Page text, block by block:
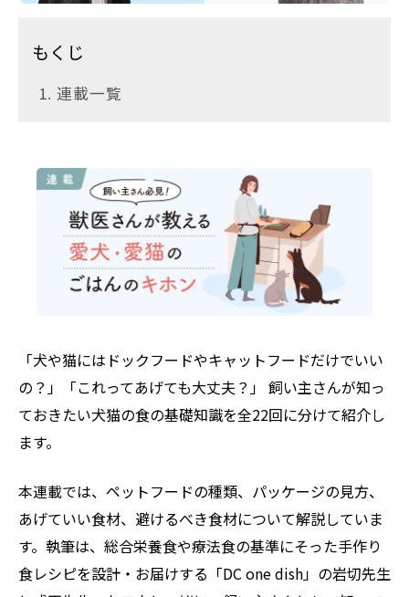
もくじ
1. 連載一覧
「犬や猫にはドックフードやキャットフードだけでいい
の？」「これってあげても大丈夫？」 飼い主さんが知っ
ておきたい犬猫の食の基礎知識を全22回に分けて紹介し
ます。
本連載では、ペットフードの種類、パッケージの見方、
あげていい食材、避けるべき食材について解説していま
す。執筆は、総合栄養食や療法食の基準にそった手作り
食レシピを設計・お届けする「DC one dish」の岩切先生